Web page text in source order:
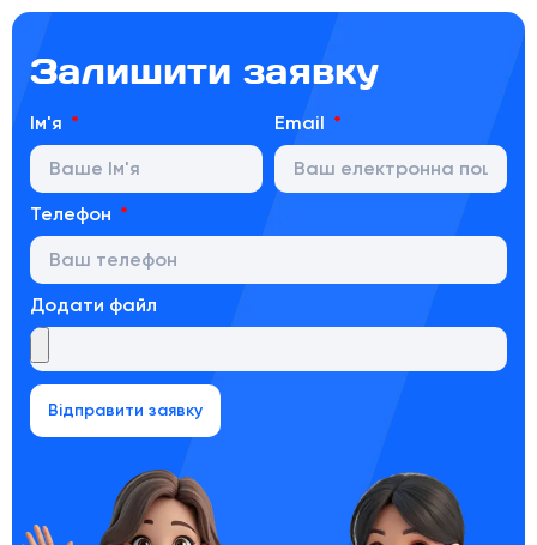
Залишити заявку
Ім'я Email
Телефон
Додати файл
Відправити заявку